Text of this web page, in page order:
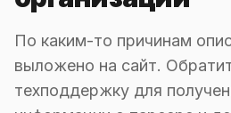
По каким-то причинам
выложено на сайт.
техподдержку для